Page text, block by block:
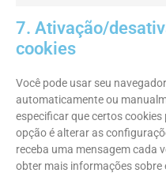
7. Ativação/
cookies
Você pode usar seu
automaticamente ou
especificar que certos
opção é alterar as
receba uma mensagem cada
obter mais informações sobre